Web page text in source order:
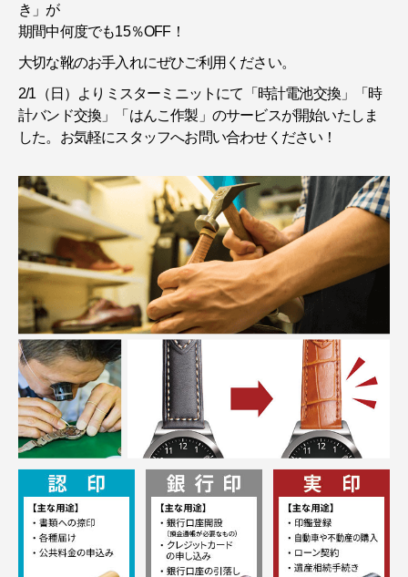
き」が
期間中何度でも15％OFF！
大切な靴のお手入れにぜひご利用ください。
2/1（日）よりミスターミニットにて「時計電池交換」「時
計バンド交換」「はんこ作製」のサービスが開始いたしま
した。お気軽にスタッフへお問い合わせください！